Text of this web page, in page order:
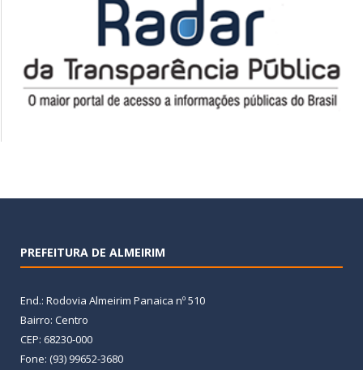
PREFEITURA DE ALMEIRIM
End.: Rodovia Almeirim Panaica nº 510
Bairro: Centro
CEP: 68230-000
Fone: (93) 99652-3680